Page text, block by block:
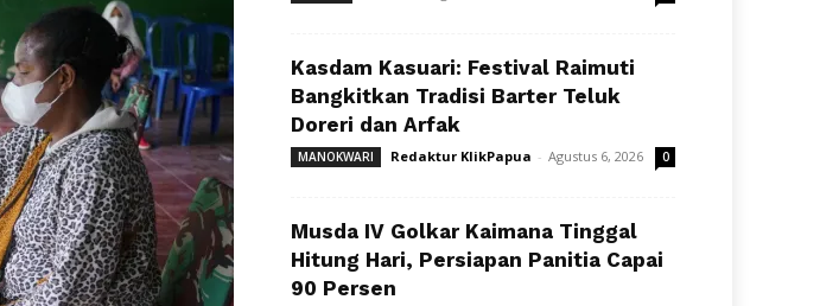
Kasdam Kasuari: Festival Raimuti
Bangkitkan Tradisi Barter Teluk
Doreri dan Arfak
MANOKWARI Redaktur KlikPapua - Agustus 6, 2026 0
Musda IV Golkar Kaimana Tinggal
Hitung Hari, Persiapan Panitia Capai
90 Persen